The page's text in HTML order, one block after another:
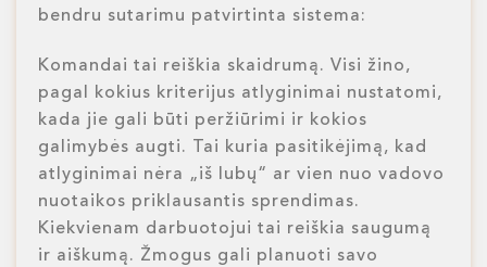
bendru sutarimu patvirtinta sistema:
Komandai tai reiškia skaidrumą. Visi žino,
pagal kokius kriterijus atlyginimai nustatomi,
kada jie gali būti peržiūrimi ir kokios
galimybės augti. Tai kuria pasitikėjimą, kad
atlyginimai nėra „iš lubų“ ar vien nuo vadovo
nuotaikos priklausantis sprendimas.
Kiekvienam darbuotojui tai reiškia saugumą
ir aiškumą. Žmogus gali planuoti savo